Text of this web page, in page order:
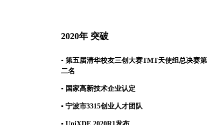
2020年 突破
▪ 第五届清华校友三创大赛TMT天使组总决赛第
二名
▪ 国家高新技术企业认定
▪ 宁波市3315创业人才团队